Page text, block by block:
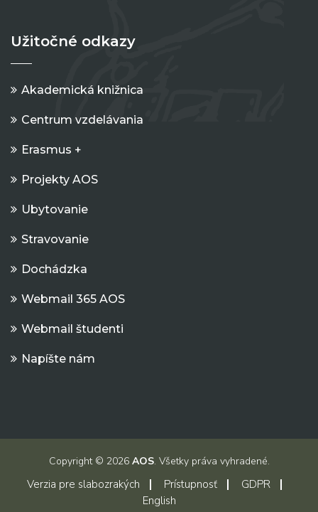
Užitočné odkazy
Akademická knižnica
Centrum vzdelávania
Erasmus +
Projekty AOS
Ubytovanie
Stravovanie
Dochádzka
Webmail 365 AOS
Webmail študenti
Napíšte nám
Copyright © 2026 AOS. Všetky práva vyhradené.
Verzia pre slabozrakých Prístupnosť
GDPR
English